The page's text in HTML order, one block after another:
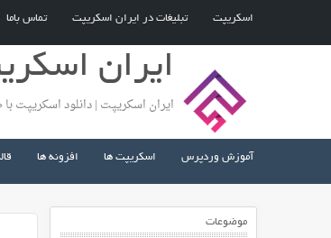
اسکریپت تبلیغات در ایران اسکریپت تماس باما
ایران
ایران اسکریپت | دانلود اسکریپت
آموزش وردپرس اسکریپت ها افزونه ها
موضوعات